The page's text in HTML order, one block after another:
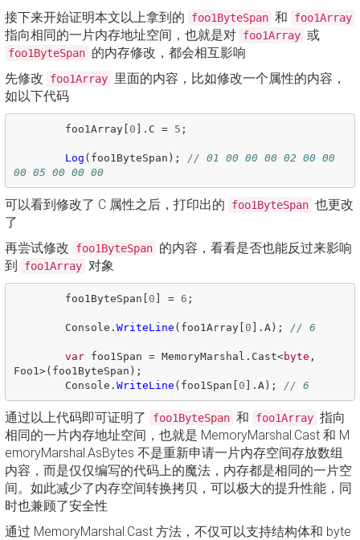
接下来开始证明本文以上拿到的
foo1ByteSpan 和 foo1Array
指向相同的一片内存地址空间，也就是对 foo1Array 或
foo1ByteSpan 的内存修改，都会相互影响
先修改
foo1Array 里面的内容，比如修改一个属性的内容，
如以下代码
foo1Array[ 0 ]. C = 5 ;
Log ( foo1ByteSpan );
// 01 00 00 00 02 00 00
00 05 00 00 00
可以看到修改了 C 属性之后，打印出的 foo1ByteSpan 也更改
了
再尝试修改
foo1ByteSpan 的内容，看看是否也能反过来影响
到
foo1Array 对象
foo1ByteSpan [ 0 ] = 6 ;
Console . WriteLine ( foo1Array[ 0 ]. A ); // 6
var foo1Span = MemoryMarshal . Cast<byte ,
Foo1 >( foo1ByteSpan );
Console . WriteLine ( foo1Span [ 0 ]. A ); // 6
通过以上代码即可证明了 foo1ByteSpan 和 foo1Array 指向
相同的一片内存地址空间，也就是 MemoryMarshal.Cast 和 M
emoryMarshal.AsBytes 不是重新申请一片内存空间存放数组
内容，而是仅仅编写的代码上的魔法，内存都是相同的一片空
间。如此减少了内存空间转换拷贝，可以极大的提升性能，同
时也兼顾了安全性
通过 MemoryMarshal.Cast 方法，不仅可以支持结构体和 byte